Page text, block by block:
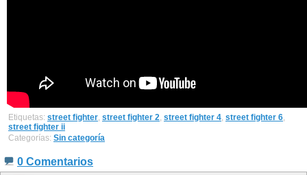
Etiquetas: street fighter, street fighter 2, street fighter 4, street fighter 6,
street fighter ii
Categorías: Sin categoría
0 Comentarios